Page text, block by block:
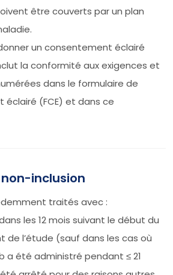
être couverts par un plan
un consentement éclairé
la conformité aux exigences et
dans le formulaire de
(FCE) et dans ce
inclusion
traités avec :
les 12 mois suivant le début du
de l’étude (sauf dans les cas où
a été administré pendant ≤ 21